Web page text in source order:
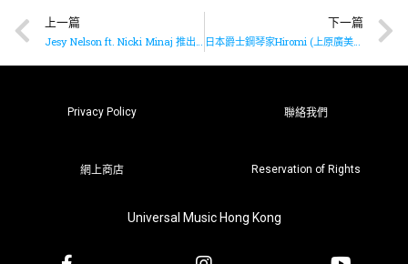
上一篇
Jesy Nelson ft. Nicki Minaj 推出首支個人單曲《Boyz》
下一篇
日本爵士鋼琴家Hiromi (上原廣美) 最新專輯《Silver Lining Suite》獲極力推介
Privacy Policy 聯絡我們
網上商店 Reservation of Rights
Universal Music Hong Kong